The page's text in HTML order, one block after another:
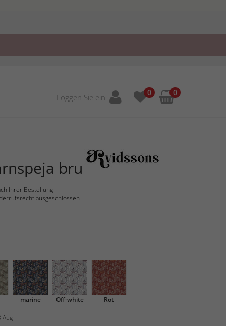
Loggen Sie ein 0 0
bru
Ihrer Bestellung
ausgeschlossen
marine Off-white Rot